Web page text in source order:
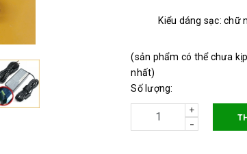
Kiểu dáng sạc: chữ
(sản phẩm có thể chưa
nhất)
Số lượng:
+
-